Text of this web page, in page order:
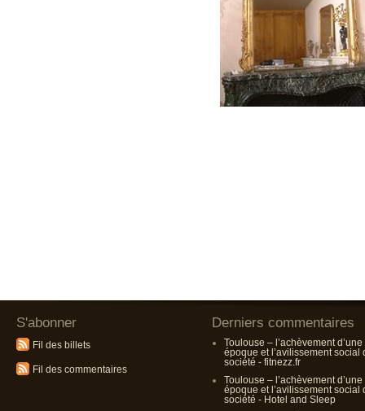
S'abonner
Fil des billets
Fil des commentaires
Derniers commentaires
Toulouse – l’achèvement d’une
époque et l’avilissement social
société - fitnezz.fr
Toulouse – l’achèvement d’une
époque et l’avilissement social
société - Hotel and Sleep